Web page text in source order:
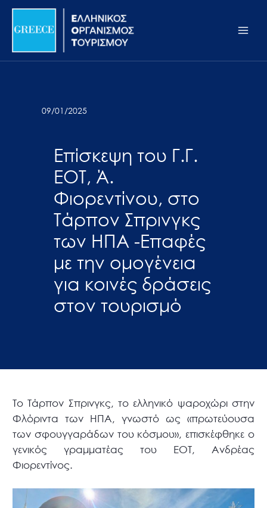
Σημείωση:
ιστότοπος
προσβασιμότητας.
Μετάβαση
περιεχόμενο
09/01/2025
Επίσκεψη του Γ.Γ.
ΕΟΤ, Ά.
Φιορεντίνου, στο
Τάρπον Σπρινγκς
των ΗΠΑ -Επαφές
με την ομογένεια
για κοινές δράσεις
στον τουρισμό
Το Τάρπον Σπρινγκς, το ελληνικό ψαροχώρι στην
Φλόριντα των ΗΠΑ, γνωστό ως «πρωτεύουσα
των σφουγγαράδων του κόσμου», επισκέφθηκε ο
γενικός γραμματέας του ΕΟΤ, Ανδρέας
Φιορεντίνος.